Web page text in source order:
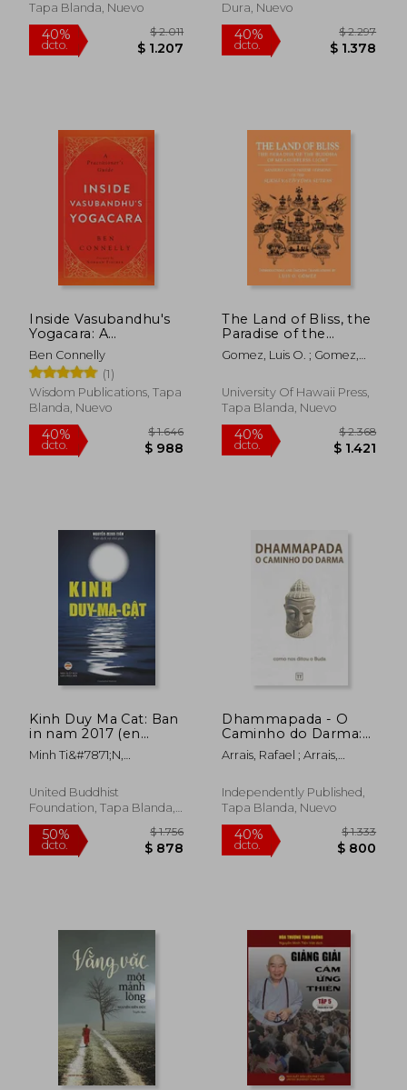
50%
dcto.
40%
dcto.
Tapa Blanda, Nuevo
40%
dcto.
Dura, Nuevo
40%
dcto.
Inside Vasubandhu's
Yogacara: A
Practitioner's Guide
Ben Connelly
(1)
Wisdom Publications, Tapa
Blanda, Nuevo
40%
dcto.
The Land of Bliss, the
Paradise of the
Buddha of
Measureless Light:
Versions of the
Sukhāvatīvyūha
Gomez, Luis O. ; Gomez,
University Of Hawaii Press,
Tapa Blanda, Nuevo
40%
dcto.
Kinh Duy Ma Cat: Ban
in nam 2017 (en
Vietnamita)
Minh Ti&#7871;n,
United Buddhist
Foundation, Tapa Blanda,
Nuevo
Dhammapada - O
Caminho do Darma:
Uma nova tradução
(en Portugués)
Arrais, Rafael ; Arrais,
Independently Published,
Tapa Blanda, Nuevo